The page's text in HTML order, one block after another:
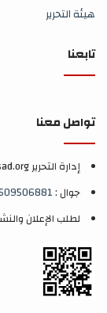
هيئة التحرير
تابعنا
تواصل معنا
إدارة التحرير info@aleqtsad.org
جوال :
لطلب الإعلان